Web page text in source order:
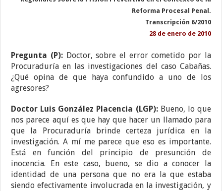
Reforma Procesal Penal.
Transcripción 6/2010
28 de enero de 2010
Pregunta (P): Doctor, sobre el error cometido por la
Procuraduría en las investigaciones del caso Cabañas.
¿Qué opina de que haya confundido a uno de los
agresores?
Doctor Luis González Placencia (LGP): Bueno, lo que
nos parece aquí es que hay que hacer un llamado para
que la Procuraduría brinde certeza jurídica en la
investigación. A mí me parece que eso es importante.
Está en función del principio de presunción de
inocencia. En este caso, bueno, se dio a conocer la
identidad de una persona que no era la que estaba
siendo efectivamente involucrada en la investigación, y